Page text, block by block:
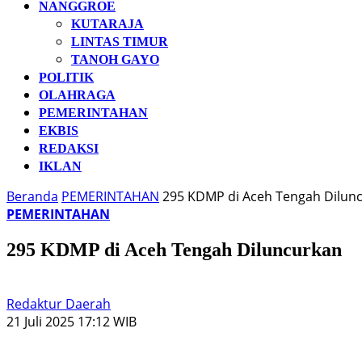
NANGGROE
KUTARAJA
LINTAS TIMUR
TANOH GAYO
POLITIK
OLAHRAGA
PEMERINTAHAN
EKBIS
REDAKSI
IKLAN
Beranda PEMERINTAHAN 295 KDMP di Aceh Tengah
PEMERINTAHAN
295 KDMP di Aceh Tengah Diluncurkan
Redaktur Daerah
21 Juli 2025 17:12 WIB